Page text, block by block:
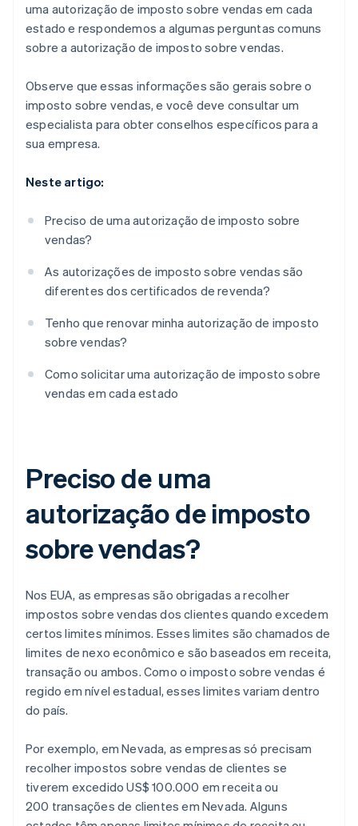
uma autorização de imposto sobre vendas em cada
estado e respondemos a algumas perguntas comuns
sobre a autorização de imposto sobre vendas.
Observe que essas informações são gerais sobre o
imposto sobre vendas, e você deve consultar um
especialista para obter conselhos específicos para a
sua empresa.
Neste artigo:
Preciso de uma autorização de imposto sobre
vendas?
As autorizações de imposto sobre vendas são
diferentes dos certificados de revenda?
Tenho que renovar minha autorização de imposto
sobre vendas?
Como solicitar uma autorização de imposto sobre
vendas em cada estado
Preciso de uma
autorização de imposto
sobre vendas?
Nos EUA, as empresas são obrigadas a recolher
impostos sobre vendas dos clientes quando excedem
certos limites mínimos. Esses limites são chamados de
limites de nexo econômico e são baseados em receita,
transação ou ambos. Como o imposto sobre vendas é
regido em nível estadual, esses limites variam dentro
do país.
Por exemplo, em Nevada, as empresas só precisam
recolher impostos sobre vendas de clientes se
tiverem excedido US$ 100.000 em receita ou
200 transações de clientes em Nevada. Alguns